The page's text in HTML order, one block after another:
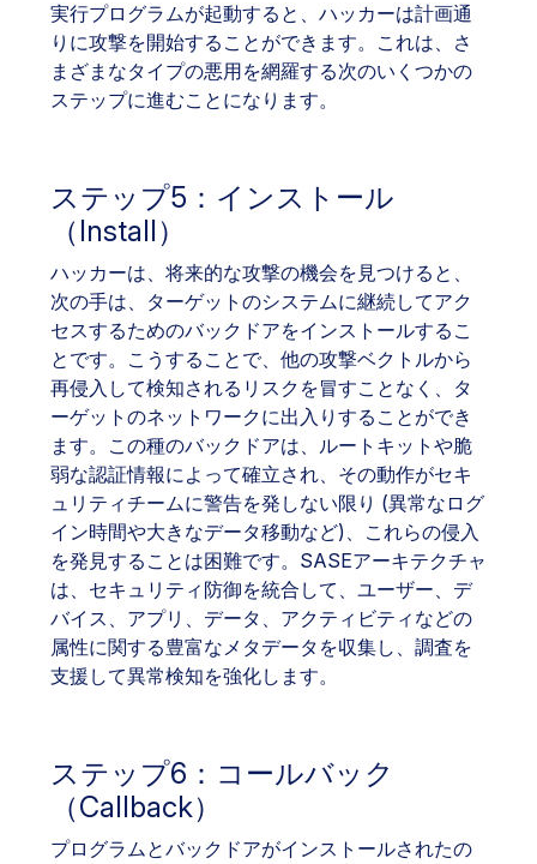
実行プログラムが起動すると、ハッカーは計画通
りに攻撃を開始することができます。これは、さ
まざまなタイプの悪用を網羅する次のいくつかの
ステップに進むことになります。
ステップ5：インストール
（Install）
ハッカーは、将来的な攻撃の機会を見つけると、
次の手は、ターゲットのシステムに継続してアク
セスするためのバックドアをインストールするこ
とです。こうすることで、他の攻撃ベクトルから
再侵入して検知されるリスクを冒すことなく、タ
ーゲットのネットワークに出入りすることができ
ます。この種のバックドアは、ルートキットや脆
弱な認証情報によって確立され、その動作がセキ
ュリティチームに警告を発しない限り (異常なログ
イン時間や大きなデータ移動など)、これらの侵入
を発見することは困難です。SASEアーキテクチャ
は、セキュリティ防御を統合して、ユーザー、デ
バイス、アプリ、データ、アクティビティなどの
属性に関する豊富なメタデータを収集し、調査を
支援して異常検知を強化します。
ステップ6：コールバック
（Callback）
プログラムとバックドアがインストールされたの